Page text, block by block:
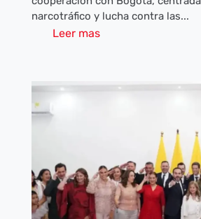
narcotráfico y lucha contra las...
Leer mas